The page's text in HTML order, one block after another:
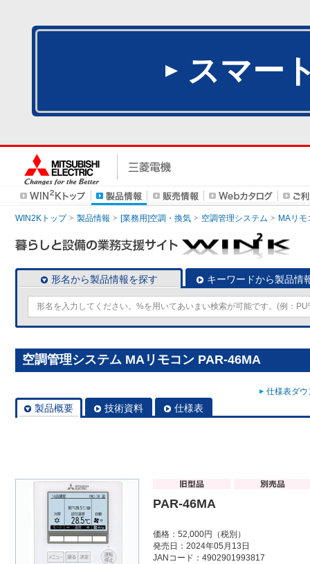
スマー
WIN2Kトップ 製品情報 [業務用]空調・換気 空調管理システム MAリモ
形名から製品情報を探す キーワードから製品情
空調管理システム MAリモコン PAR-46MA
仕様表ダ
製品概要 技術資料 仕様表
PAR-46MA
価格：52,000円（税別）
発売日：2024年05月13日
JANコード：4902901993817